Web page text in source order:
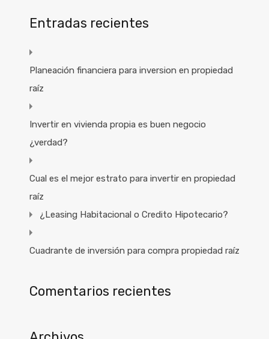
Entradas recientes
Planeación financiera para inversion en propiedad
raíz
Invertir en vivienda propia es buen negocio
¿verdad?
Cual es el mejor estrato para invertir en propiedad
raíz
¿Leasing Habitacional o Credito Hipotecario?
Cuadrante de inversión para compra propiedad raíz
Comentarios recientes